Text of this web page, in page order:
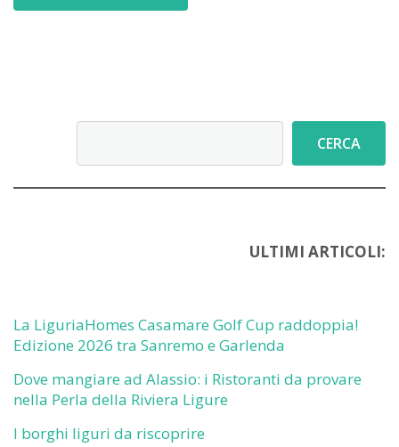
CERCA
ULTIMI ARTICOLI:
La LiguriaHomes Casamare Golf Cup raddoppia!
Edizione 2026 tra Sanremo e Garlenda
Dove mangiare ad Alassio: i Ristoranti da provare
nella Perla della Riviera Ligure
I borghi liguri da riscoprire